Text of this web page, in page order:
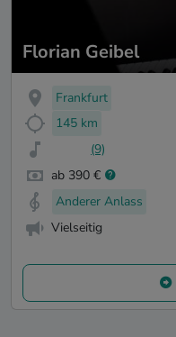
Florian Geibel
Frankfurt
145 km
(9)
ab 390 €
Anderer Anlass
Vielseitig